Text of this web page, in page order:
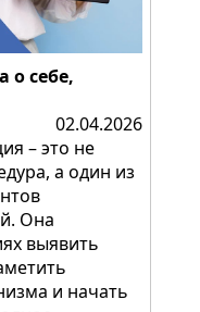
о себе,
02.04.2026
– это не
а один из
Она
выявить
и начать